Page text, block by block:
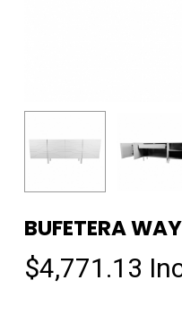
BUFETERA WAY
$4,771.13